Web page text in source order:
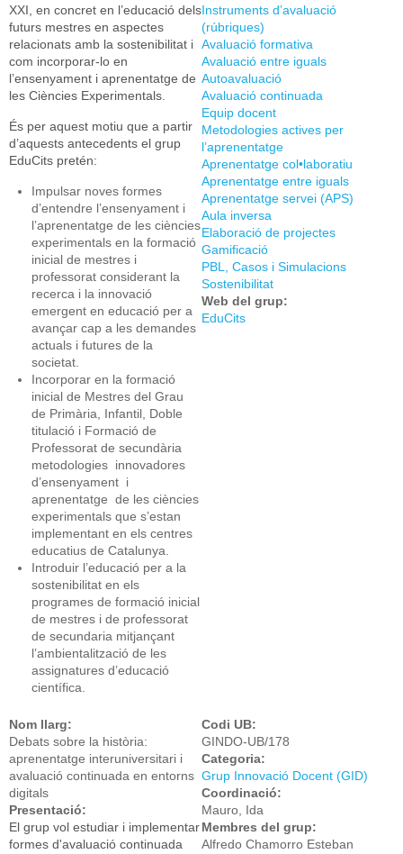
XXI, en concret en l’educació dels
futurs mestres en aspectes
relacionats amb la sostenibilitat i
com incorporar-lo en
l’ensenyament i aprenentatge de
les Ciències Experimentals.
És per aquest motiu que a partir
d’aquests antecedents el grup
EduCits pretén:
Impulsar noves formes
d’entendre l’ensenyament i
l’aprenentatge de les ciències
experimentals en la formació
inicial de mestres i
professorat considerant la
recerca i la innovació
emergent en educació per a
avançar cap a les demandes
actuals i futures de la
societat.
Incorporar en la formació
inicial de Mestres del Grau
de Primària, Infantil, Doble
titulació i Formació de
Professorat de secundària
metodologies innovadores
d’ensenyament i
aprenentatge de les ciències
experimentals que s’estan
implementant en els centres
educatius de Catalunya.
Introduir l’educació per a la
sostenibilitat en els
programes de formació inicial
de mestres i de professorat
de secundaria mitjançant
l’ambientalització de les
assignatures d’educació
científica.
Instruments d’avaluació
(rúbriques)
Avaluació formativa
Avaluació entre iguals
Autoavaluació
Avaluació continuada
Equip docent
Metodologies actives per
l’aprenentatge
Aprenentatge col•laboratiu
Aprenentatge entre iguals
Aprenentatge servei (APS)
Aula inversa
Elaboració de projectes
Gamificació
PBL, Casos i Simulacions
Sostenibilitat
Web del grup:
EduCits
Nom llarg:
Debats sobre la història:
aprenentatge interuniversitari i
avaluació continuada en entorns
digitals
Presentació:
El grup vol estudiar i implementar
formes d'avaluació continuada
Codi UB:
GINDO-UB/178
Categoria:
Grup Innovació Docent (GID)
Coordinació:
Mauro, Ida
Membres del grup:
Alfredo Chamorro Esteban